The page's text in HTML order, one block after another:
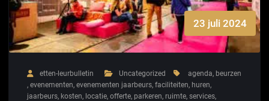
23 juli 2024
etten-leurbulletin Uncategorized agenda, beurzen
, evenementen, evenementen jaarbeurs, faciliteiten, huren,
jaarbeurs, kosten, locatie, offerte, parkeren, ruimte, services,